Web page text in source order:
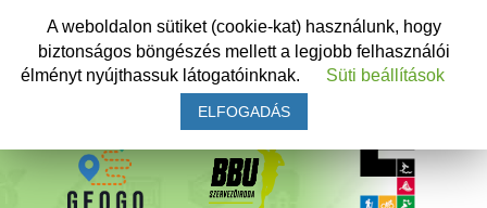
A weboldalon sütiket (cookie-kat) használunk, hogy
biztonságos böngészés mellett a legjobb felhasználói
élményt nyújthassuk látogatóinknak.
Süti beállítások
ELFOGADÁS